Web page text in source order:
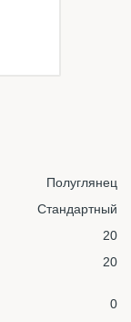
Полуглянец
Стандартный
20
20
0